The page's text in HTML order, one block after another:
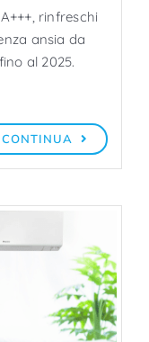
rinfreschi
ansia da
al 2025.
CONTINUA